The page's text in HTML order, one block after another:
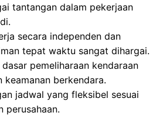
tantangan dalam pekerjaan
secara independen dan
tepat waktu sangat dihargai.
pemeliharaan kendaraan
keamanan berkendara.
jadwal yang fleksibel sesuai
perusahaan.